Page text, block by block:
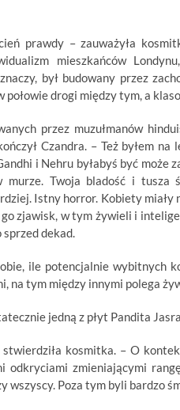
prawdy – zauważyła
mieszkańców
był budowany przez
połowie drogi między tym, a
przez muzułmanów
Czandra. – Też byłem
i Nehru byłabyś być może
Twoja bladość i tusza
Istny horror. Kobiety
zjawisk, w tym żywieli i
dekad.
ile potencjalnie wybitnych
na tym między innymi polega
jedną z płyt Pandita
kosmitka. – O
odkryciami zmieniającymi
wszyscy. Poza tym byli bardzo